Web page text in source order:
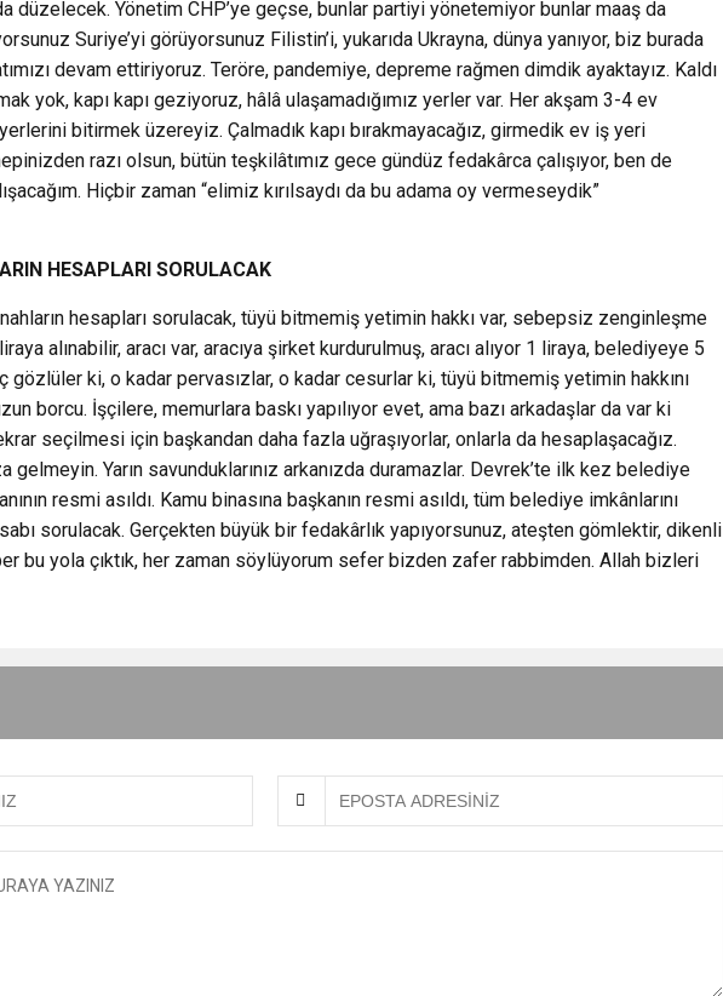
düzelecek. Yönetim CHP’ye geçse, bunlar partiyi yönetemiyor bunlar maaş da
Suriye’yi görüyorsunuz Filistin’i, yukarıda Ukrayna, dünya yanıyor, biz burada
devam ettiriyoruz. Teröre, pandemiye, depreme rağmen dimdik ayaktayız. Kaldı
yok, kapı kapı geziyoruz, hâlâ ulaşamadığımız yerler var. Her akşam 3-4 ev
bitirmek üzereyiz. Çalmadık kapı bırakmayacağız, girmedik ev iş yeri
razı olsun, bütün teşkilâtımız gece gündüz fedakârca çalışıyor, ben de
Hiçbir zaman “elimiz kırılsaydı da bu adama oy vermeseydik”
HESAPLARI SORULACAK
hesapları sorulacak, tüyü bitmemiş yetimin hakkı var, sebepsiz zenginleşme
alınabilir, aracı var, aracıya şirket kurdurulmuş, aracı alıyor 1 liraya, belediyeye 5
gözlüler ki, o kadar pervasızlar, o kadar cesurlar ki, tüyü bitmemiş yetimin hakkını
borcu. İşçilere, memurlara baskı yapılıyor evet, ama bazı arkadaşlar da var ki
seçilmesi için başkandan daha fazla uğraşıyorlar, onlarla da hesaplaşacağız.
gelmeyin. Yarın savunduklarınız arkanızda duramazlar. Devrek’te ilk kez belediye
resmi asıldı. Kamu binasına başkanın resmi asıldı, tüm belediye imkânlarını
sorulacak. Gerçekten büyük bir fedakârlık yapıyorsunuz, ateşten gömlektir, dikenli
bu yola çıktık, her zaman söylüyorum sefer bizden zafer rabbimden. Allah bizleri